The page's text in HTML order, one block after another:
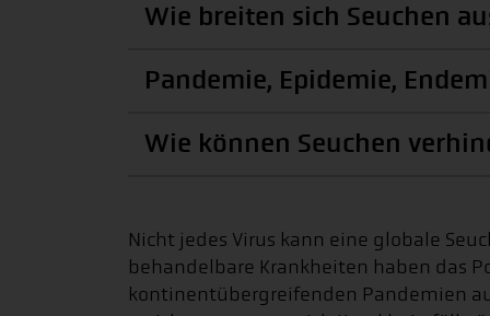
Wie breiten sich Seuchen
Pandemie, Epidemie,
Wie können Seuchen
Nicht jedes Virus kann eine globale
behandelbare Krankheiten haben das
kontinentübergreifenden Pandemien